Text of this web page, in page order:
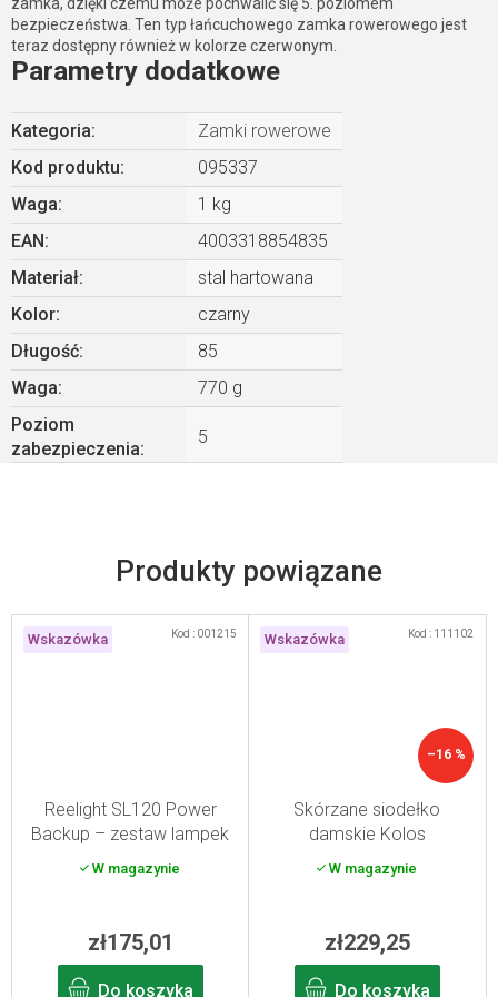
Produkty powiązane
Wskazówka
Reelight SL120 Power
Backup – zestaw lampek
błyskowych do roweru
W magazynie
zł175,01
Do koszyka
Kod : 001215 Wskazówka
–16 %
Skórzane siodełko
damskie Kolos
W magazynie
zł229,25
Do koszyka
Kod : 111102
bezpieczeństwa. Ten typ łańcuchowego zamka rowerowego jest
teraz dostępny również w kolorze czerwonym.
Parametry dodatkowe
Kategoria:
Zamki rowerowe
Kod produktu:
095337
Waga:
1 kg
EAN:
4003318854835
Materiał:
stal hartowana
Kolor:
czarny
Długość:
85
Waga:
770 g
Poziom
zabezpieczenia:
5